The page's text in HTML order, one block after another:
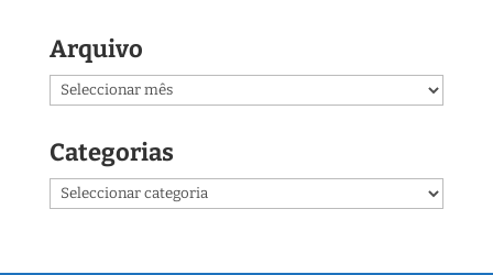
Arquivo
Arquivo
Categorias
Categorias